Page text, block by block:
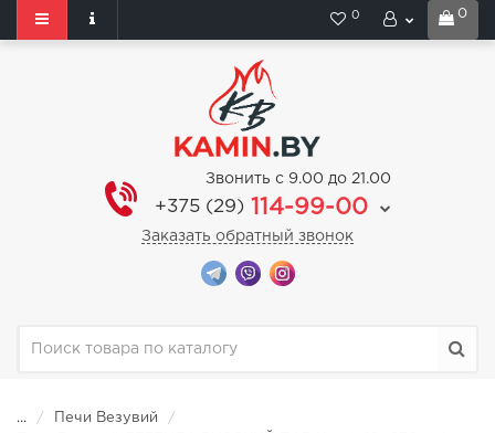
0
0
Звонить с 9.00 до 21.00
+375 (29) 114-99-00
Заказать обратный звонок
...
Печи Везувий